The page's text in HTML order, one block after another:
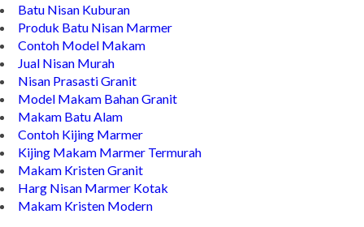
Batu Nisan Kuburan
Produk Batu Nisan Marmer
Contoh Model Makam
Jual Nisan Murah
Nisan Prasasti Granit
Model Makam Bahan Granit
Makam Batu Alam
Contoh Kijing Marmer
Kijing Makam Marmer Termurah
Makam Kristen Granit
Harg Nisan Marmer Kotak
Makam Kristen Modern